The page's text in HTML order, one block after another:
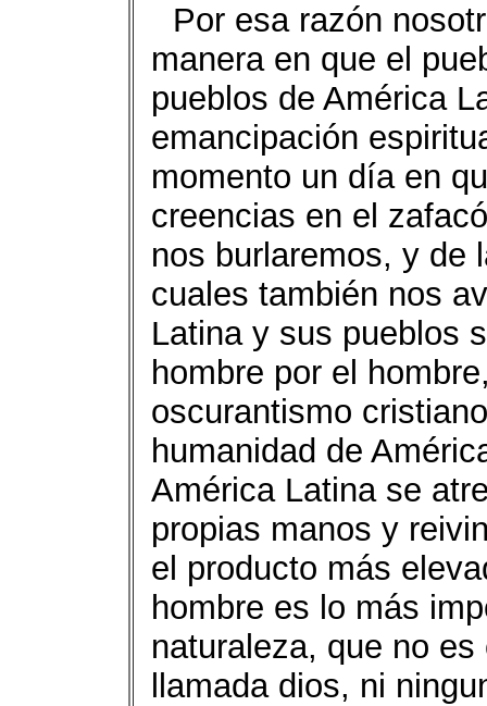
Por esa razón
manera en que el
pueblos de América
emancipación
momento un día en
creencias en el
nos burlaremos, y de
cuales también nos
Latina y sus pueblos
hombre por el
oscurantismo
humanidad de
América Latina se
propias manos y
el producto más
hombre es lo más
naturaleza, que no
llamada dios, ni